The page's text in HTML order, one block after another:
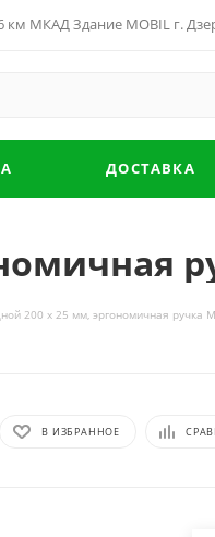
км МКАД Здание MOBIL г.
ДОСТАВКА
200 х 25 мм, эргономичная ручка
В ИЗБРАННОЕ